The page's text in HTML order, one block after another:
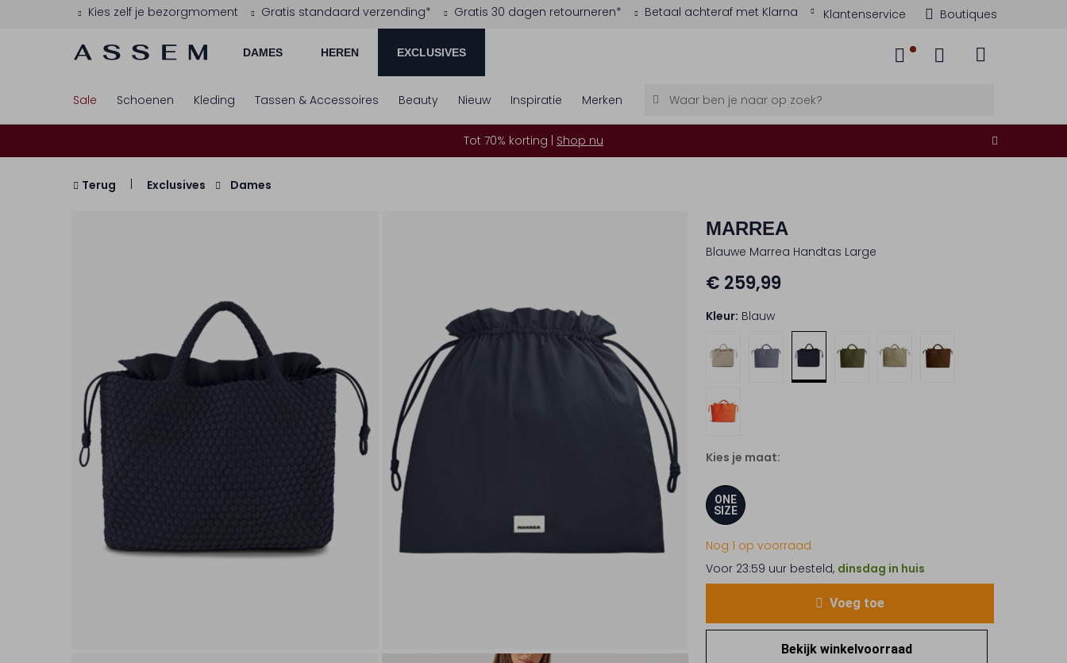
Kies zelf je bezorgmoment Gratis standaard verzending* Gratis 30 dagen retourneren* Betaal achteraf met Klarna Klantenservice Boutiques
DAMES HEREN EXCLUSIVES
Sale Schoenen Kleding Tassen & Accessoires Beauty Nieuw Inspiratie Merken
Tot 70% korting | Shop nu
Terug Exclusives Dames
MARREA
Blauwe Marrea Handtas Large
€ 259,99
Kleur: Blauw
Kies je maat:
ONE
SIZE
Nog 1 op voorraad
Voor 23:59 uur besteld, dinsdag in huis
Voeg toe
Bekijk winkelvoorraad